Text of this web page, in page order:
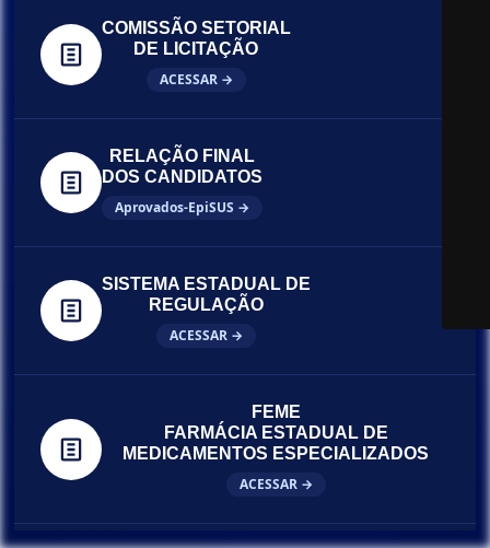
COMISSÃO SETORIAL
DE LICITAÇÃO
ACESSAR →
RELAÇÃO FINAL
DOS CANDIDATOS
Aprovados-EpiSUS →
SISTEMA ESTADUAL DE
REGULAÇÃO
ACESSAR →
FEME
FARMÁCIA ESTADUAL DE
MEDICAMENTOS ESPECIALIZADOS
ACESSAR →